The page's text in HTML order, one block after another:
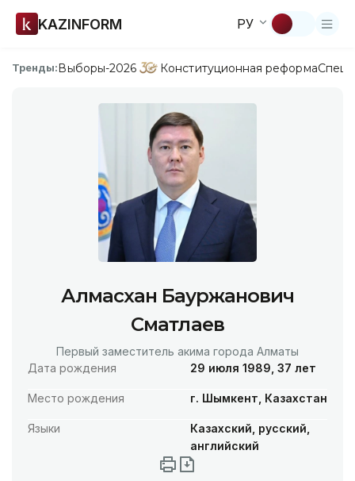
KAZINFORM РУ
Тренды:Выборы-2026 Конституционная реформа
Алмасхан Бауржанович
Сматлаев
Первый заместитель акима города Алматы
Дата рождения
29 июля 1989, 37 лет
Место рождения г. Шымкент, Казахстан
Языки
Казахский, русский,
английский